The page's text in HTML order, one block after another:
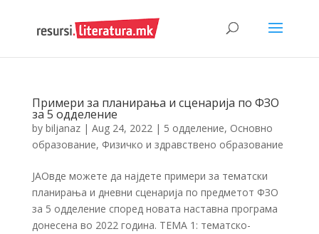
Примери за планирања и сценарија по ФЗО
за 5 одделение
by biljanaz| Aug 24, 2022| 5 одделение, Основно
образование, Физичко и здравствено образование
ЈАОвде можете да најдете примери за тематски
планирања и дневни сценарија по предметот ФЗО
за 5 одделение според новата наставна програма
донесена во 2022 година. ТЕМА 1: тематско-